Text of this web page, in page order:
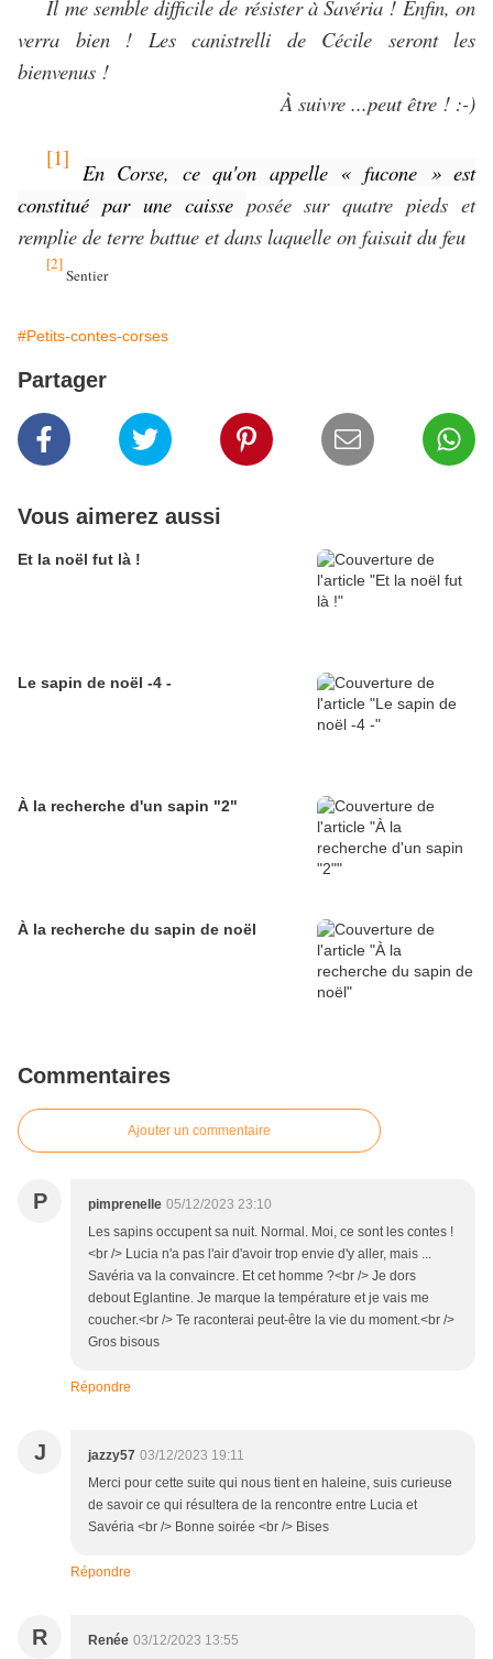
Il me semble difficile de résister à Savéria ! Enfin, on
verra bien ! Les canistrelli de Cécile seront les
bienvenus !
À suivre ...peut être ! :-)
[1]
En Corse, ce qu'on appelle « fucone » est
constitué par une caisse posée sur quatre pieds et
remplie de terre battue et dans laquelle on faisait du feu
[2]
Sentier
#Petits-contes-corses
Partager
Vous aimerez aussi
Et la noël fut là !
Le sapin de noël -4 -
À la recherche d'un sapin "2"
À la recherche du sapin de noël
Commentaires
Ajouter un commentaire
P pimprenelle 05/12/2023 23:10
Les sapins occupent sa nuit. Normal. Moi, ce sont les contes !
<br /> Lucia n'a pas l'air d'avoir trop envie d'y aller, mais ...
Savéria va la convaincre. Et cet homme ?<br /> Je dors
debout Eglantine. Je marque la température et je vais me
coucher.<br /> Te raconterai peut-être la vie du moment.<br />
Gros bisous
Répondre
J jazzy57 03/12/2023 19:11
Merci pour cette suite qui nous tient en haleine, suis curieuse
de savoir ce qui résultera de la rencontre entre Lucia et
Savéria <br /> Bonne soirée <br /> Bises
Répondre
R Renée 03/12/2023 13:55